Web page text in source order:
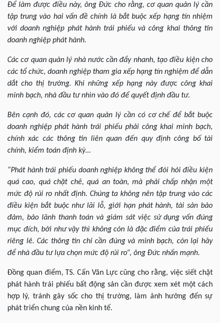
Để làm được điều này, ông Đức cho rằng, cơ quan quản lý cần
tập trung vào hai vấn đề chính là bắt buộc xếp hạng tín nhiệm
với doanh nghiệp phát hành trái phiếu và công khai thông tin
doanh nghiệp phát hành.
Các cơ quan quản lý nhà nước cần đẩy nhanh, tạo điều kiện cho
các tổ chức, doanh nghiệp tham gia xếp hạng tín nghiệm để dẫn
dắt cho thị trường. Khi những xếp hạng này được công khai
minh bạch, nhà đầu tư nhìn vào đó để quyết định đầu tư.
Bên cạnh đó, các cơ quan quản lý cần có cơ chế để bắt buộc
doanh nghiệp phát hành trái phiếu phải công khai minh bạch,
chính xác các thông tin liên quan đến quy định công bố tài
chính, kiểm toán định kỳ…
“Phát hành trái phiếu doanh nghiệp không thể đòi hỏi điều kiện
quá cao, quá chặt chẽ, quá an toàn, mà phải chấp nhận một
mức độ rủi ro nhất định. Chúng ta không nên tập trung vào các
điều kiện bắt buộc như lãi lỗ, giới hạn phát hành, tài sản bảo
đảm, bảo lãnh thanh toán và giám sát việc sử dụng vốn đúng
mục đích, bởi như vậy thì không còn là đặc điểm của trái phiếu
riêng lẻ. Các thông tin chỉ cần đúng và minh bạch, còn lại hãy
để nhà đầu tư lựa chọn mức độ rủi ro”, ông Đức nhấn mạnh.
Đồng quan điểm, TS. Cấn Văn Lực cũng cho rằng, việc siết chặt
phát hành trái phiếu bất động sản cần được xem xét một cách
hợp lý, tránh gây sốc cho thị trường, làm ảnh hưởng đến sự
phát triển chung của nền kinh tế.